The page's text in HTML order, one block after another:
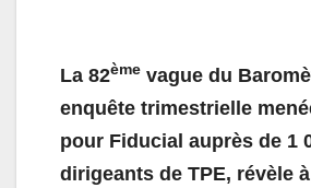
La 82ème vague du
enquête trimestrielle
pour Fiducial auprès de 1
dirigeants de TPE, révèle